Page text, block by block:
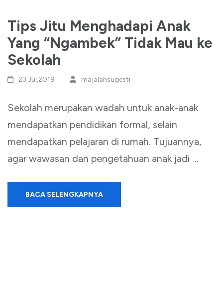
Tips Jitu Menghadapi Anak
Yang “Ngambek” Tidak Mau ke
Sekolah
23 Jul,2019 majalahsugesti
Sekolah merupakan wadah untuk anak-anak
mendapatkan pendidikan formal, selain
mendapatkan pelajaran di rumah. Tujuannya,
agar wawasan dan pengetahuan anak jadi …
BACA SELENGKAPNYA